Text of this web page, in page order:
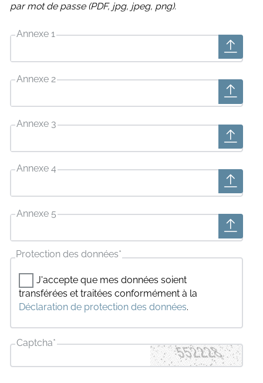
par mot de passe (PDF, jpg, jpeg, png).
Annexe 1
Annexe 2
Annexe 3
Annexe 4
Annexe 5
Protection des données*
J'accepte que mes données soient
transférées et traitées conformément à la
Déclaration de protection des données.
Captcha*